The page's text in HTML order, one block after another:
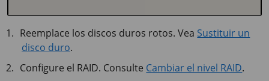
Reemplace los discos duros rotos. Vea Sustituir un
disco duro.
Configure el RAID. Consulte Cambiar el nivel RAID.